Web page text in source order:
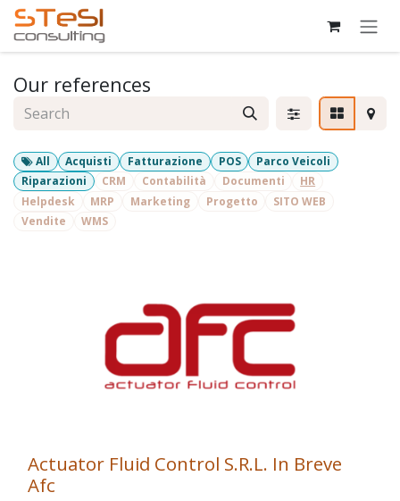
Skip to Content
Our references
All Acquisti Fatturazione POS
Parco Veicoli
Riparazioni
CRM Contabilità Documenti
HR
Helpdesk
MRP Marketing Progetto
SITO WEB
Vendite
WMS
Actuator Fluid Control S.R.L. In Breve
Afc